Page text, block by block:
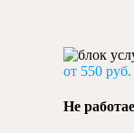
от 550 руб.
Не